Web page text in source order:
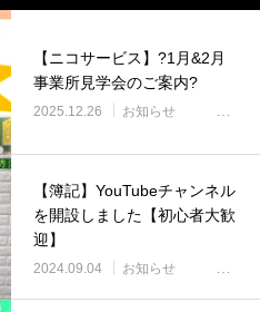
【ニコサービス】?1月&2月
事業所見学会のご案内?
2025.12.26 お知らせ
【簿記】YouTubeチャンネル
を開設しました【初心者大歓
迎】
2024.09.04 お知らせ